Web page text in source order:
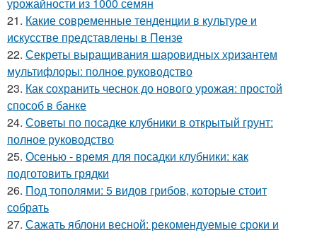
урожайности из 1000 семян
21. Какие современные тенденции в культуре и
искусстве представлены в Пензе
22. Секреты выращивания шаровидных хризантем
мультифлоры: полное руководство
23. Как сохранить чеснок до нового урожая: простой
способ в банке
24. Советы по посадке клубники в открытый грунт:
полное руководство
25. Осенью - время для посадки клубники: как
подготовить грядки
26. Под тополями: 5 видов грибов, которые стоит
собрать
27. Сажать яблони весной: рекомендуемые сроки и